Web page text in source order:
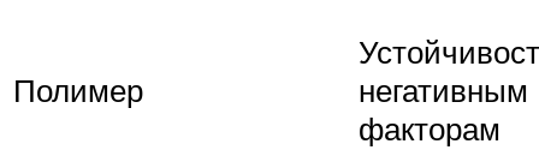
Полимер
негативным
факторам